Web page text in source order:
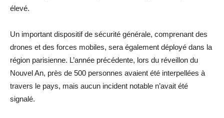
élevé.
Un important dispositif de sécurité générale, comprenant des
drones et des forces mobiles, sera également déployé dans la
région parisienne. L’année précédente, lors du réveillon du
Nouvel An, près de 500 personnes avaient été interpellées à
travers le pays, mais aucun incident notable n’avait été
signalé.